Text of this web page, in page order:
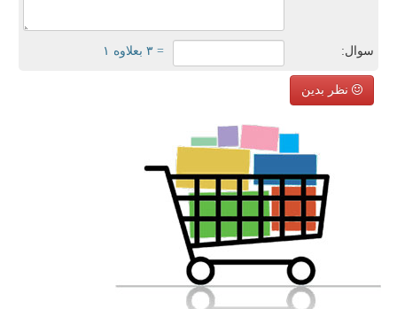
سوال: = ۳ بعلاوه ۱
نظر بدین